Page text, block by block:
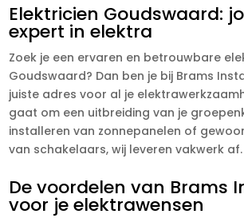
Elektricien Goudswaard:
expert in elektra
Zoek je een ervaren en betrouwbare
Goudswaard? Dan ben je bij Brams
juiste adres voor al je
gaat om een uitbreiding van je
installeren van zonnepanelen of
van schakelaars, wij leveren vakwerk af.
De voordelen van Brams
voor je elektrawensen